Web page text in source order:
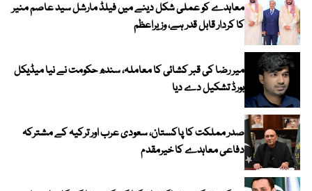
معاہدے کو عملی شکل دینے میں فیلڈ مارشل سید عاصم منیر
کا کردار قابل قدر ہے، وزیراعظم
میر رضا کی قبر کشائی کا معاملہ، سندھ حکومت نے نیا میڈیکل
بورڈ تشکیل دے دیا
صدر مملکت کا پاکستان، سعودی عرب اور ترکیہ کے مشترکہ
دفاعی معاہدے کا خیرمقدم